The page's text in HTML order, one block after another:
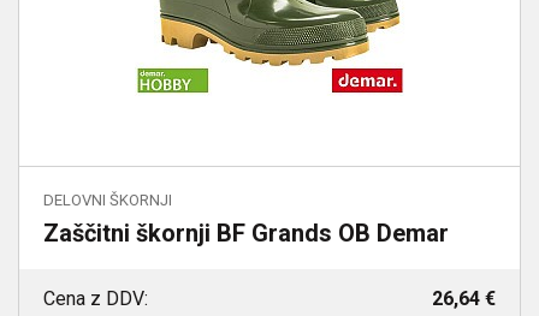
DELOVNI ŠKORNJI
Zaščitni škornji BF Grands OB Demar
Cena z DDV:
26,64 €